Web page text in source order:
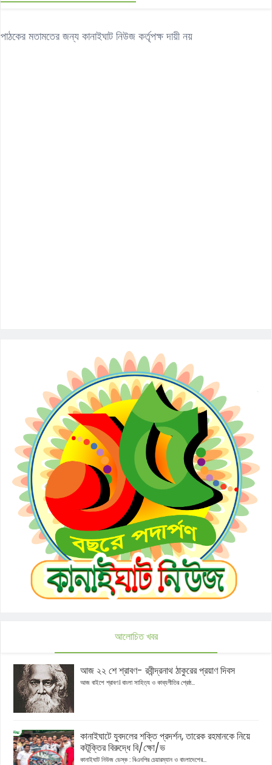
পাঠকের মতামতের জন্য কানাইঘাট নিউজ কর্তৃপক্ষ দায়ী নয়
আলোচিত খবর
আজ ২২ শে শ্রাবণ- রবীন্দ্রনাথ ঠাকুরের প্রয়াণ দিবস
আজ বাইশে শ্রাবণ। বাংলা সাহিত্য ও কাব্যগীতির শ্রেষ্ঠ...
কানাইঘাটে যুবদলের শক্তি প্রদর্শন, তারেক রহমানকে নিয়ে
কটূক্তির বিরুদ্ধে বি/ক্ষো/ভ
কানাইঘাট নিউজ ডেস্ক : বিএনপির চেয়ারম্যান ও বাংলাদেশের...